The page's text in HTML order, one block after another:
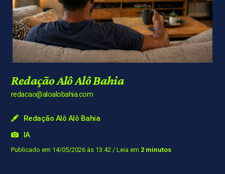
Redação Alô Alô Bahia
redacao@aloalobahia.com
Redação Alô Alô Bahia
IA
Publicado em 14/05/2026 às 13:42 / Leia em 2 minutos